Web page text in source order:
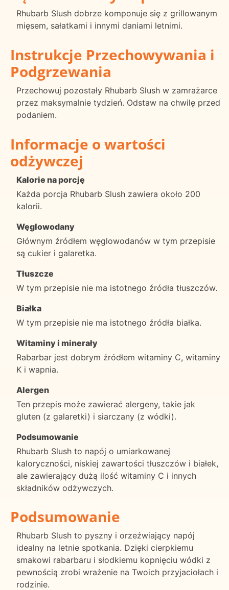
Rhubarb Slush dobrze komponuje się z grillowanym
mięsem, sałatkami i innymi daniami letnimi.
Instrukcje Przechowywania i
Podgrzewania
Przechowuj pozostały Rhubarb Slush w zamrażarce
przez maksymalnie tydzień. Odstaw na chwilę przed
podaniem.
Informacje o wartości
odżywczej
Kalorie na porcję
Każda porcja Rhubarb Slush zawiera około 200
kalorii.
Węglowodany
Głównym źródłem węglowodanów w tym przepisie
są cukier i galaretka.
Tłuszcze
W tym przepisie nie ma istotnego źródła tłuszczów.
Białka
W tym przepisie nie ma istotnego źródła białka.
Witaminy i minerały
Rabarbar jest dobrym źródłem witaminy C, witaminy
K i wapnia.
Alergen
Ten przepis może zawierać alergeny, takie jak
gluten (z galaretki) i siarczany (z wódki).
Podsumowanie
Rhubarb Slush to napój o umiarkowanej
kaloryczności, niskiej zawartości tłuszczów i białek,
ale zawierający dużą ilość witaminy C i innych
składników odżywczych.
Podsumowanie
Rhubarb Slush to pyszny i orzeźwiający napój
idealny na letnie spotkania. Dzięki cierpkiemu
smakowi rabarbaru i słodkiemu kopnięciu wódki z
pewnością zrobi wrażenie na Twoich przyjaciołach i
rodzinie.